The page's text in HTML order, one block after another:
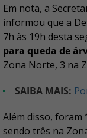
Em nota, a
informou que a
7h às 19h desta
para queda de
Zona Norte, 3 na
SAIBA MAIS:
Além disso, foram
sendo três na